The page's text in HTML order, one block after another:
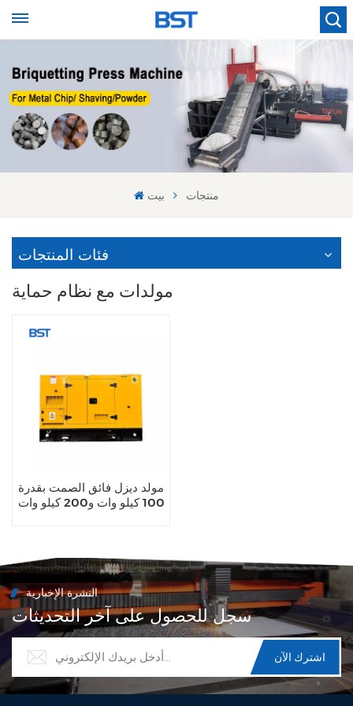
بيت منتجات
فئات المنتجات
مولدات مع نظام حماية
مولد ديزل فائق الصمت بقدرة
100 كيلو وات و200 كيلو وات
النشرة الإخبارية
سجل للحصول على آخر التحديثات